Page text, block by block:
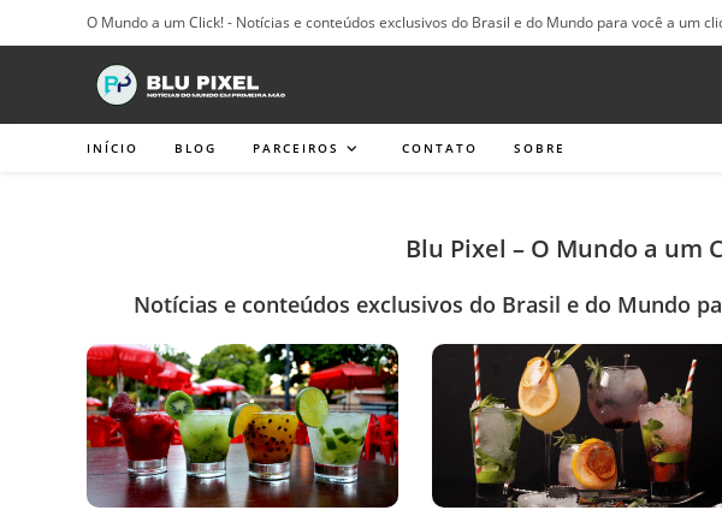
para
O Mundo a um Click! - Notícias e conteúdos exclusivos do Brasil e do Mundo para você a um
INÍCIO BLOG PARCEIROS CONTATO SOBRE
Blu Pixel – O Mundo a um
Notícias e conteúdos exclusivos do Brasil e do Mundo